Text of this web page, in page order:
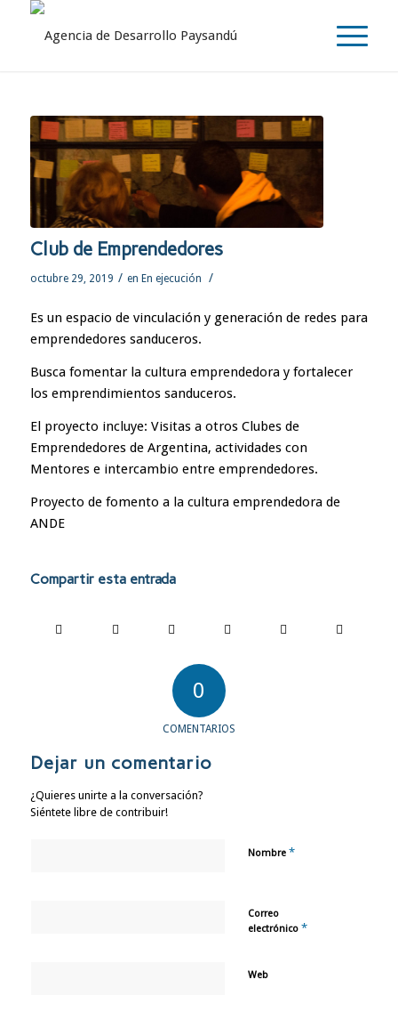
Club de Emprendedores
octubre 29, 2019 / en En ejecución /
Es un espacio de vinculación y generación de redes para
emprendedores sanduceros.
Busca fomentar la cultura emprendedora y fortalecer
los emprendimientos sanduceros.
El proyecto incluye: Visitas a otros Clubes de
Emprendedores de Argentina, actividades con
Mentores e intercambio entre emprendedores.
Proyecto de fomento a la cultura emprendedora de
ANDE
Compartir esta entrada
0
COMENTARIOS
Dejar un comentario
¿Quieres unirte a la conversación?
Siéntete libre de contribuir!
Nombre *
Correo
electrónico *
Web